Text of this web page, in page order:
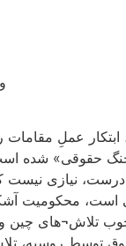
ابتکار عملِ
حقوقی» شده
نیازی نیست
محکومیت
تلاش¬های چین